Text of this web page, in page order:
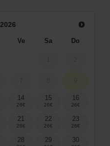
2026
Ve Sa Do
14 15 16
21 22 23
28 29 30